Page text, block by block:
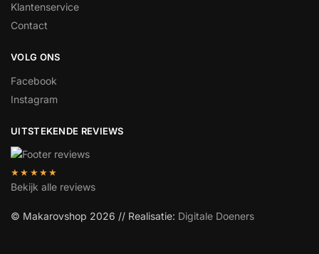
Klantenservice
Contact
VOLG ONS
Facebook
Instagram
UITSTEKENDE REVIEWS
★★★★★
Bekijk alle reviews
© Makarovshop 2026 // Realisatie: Digitale Doeners